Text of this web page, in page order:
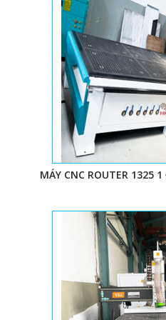
MÁY CNC ROUTER 1325